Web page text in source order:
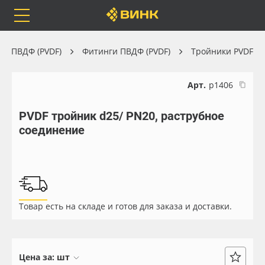
Каталог
Бренды
Доставка
Весь каталог
Самоклеящиеся плёнки
Листовые материалы
ПВДФ (PVDF) Фитинги ПВДФ (PVDF) Тройники PVDF
Арт. р1406
PVDF тройник d25/ PN20, раструбное
соединение
Товар есть на складе и готов для заказа и доставки.
Цена за: шт